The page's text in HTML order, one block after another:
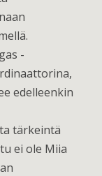
-
edelleenkin
tärkeintä
ei ole Miia